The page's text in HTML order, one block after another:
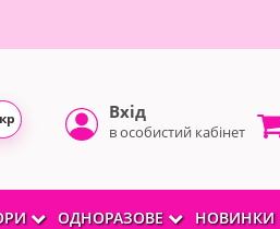
Вхід
в особистий кабінет
ОДНОРАЗОВЕ НОВИНКИ